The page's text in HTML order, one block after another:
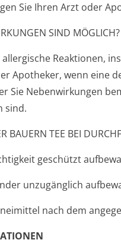
Sie Ihren Arzt oder
SIND MÖGLICH?
Reaktionen,
Apotheker, wenn eine
Sie Nebenwirkungen
sind.
BAUERN TEE BEI
geschützt
unzugänglich
nach dem